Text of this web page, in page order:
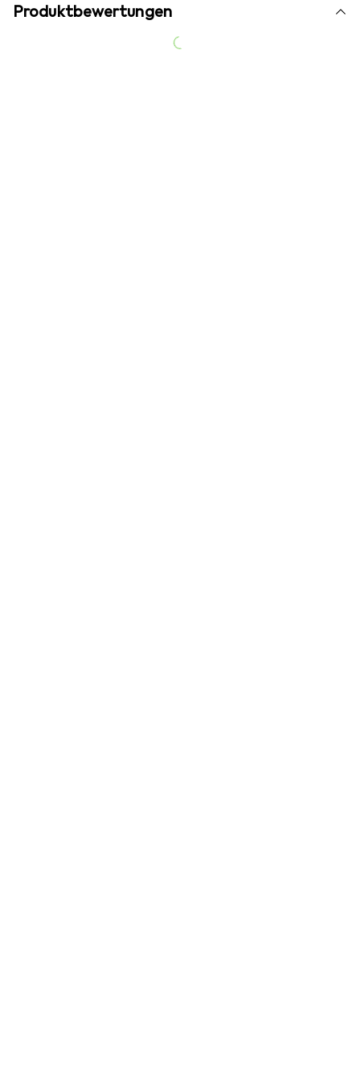
Produktbewertungen